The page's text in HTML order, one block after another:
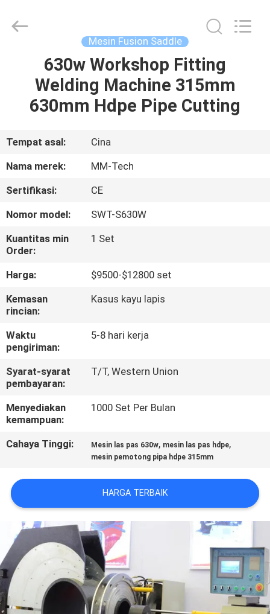
RUMAH
PRODUK
TENTANG
KAMI
TUR
PABRIK
KONTROL
KUALITAS
HUBUNGI
KAMI
BLOG
PERMINTAAN
PENAWARAN
SITEMAP
PRIVACY
POLICY
Mingmai
Technology
Mesin Fusion Saddle
630w Workshop Fitting
Welding Machine 315mm
630mm Hdpe Pipe Cutting
Tempat asal:
Cina
Nama merek:
MM-Tech
Sertifikasi:
CE
Nomor model:
SWT-S630W
Kuantitas min
Order:
1 Set
Harga:
$9500-$12800 set
Kemasan
rincian:
Kasus kayu lapis
Waktu
pengiriman:
5-8 hari kerja
Syarat-syarat
pembayaran:
T/T, Western Union
Menyediakan
kemampuan:
1000 Set Per Bulan
Cahaya Tinggi: Mesin las pas 630w, mesin las pas hdpe,
mesin pemotong pipa hdpe 315mm
HARGA TERBAIK